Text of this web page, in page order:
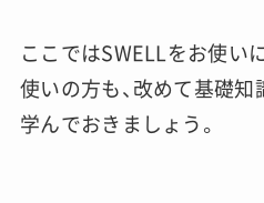
ここではSWELLをお使い
使いの方も、改めて基礎
学んでおきましょう。